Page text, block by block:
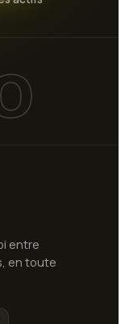
entre
en toute